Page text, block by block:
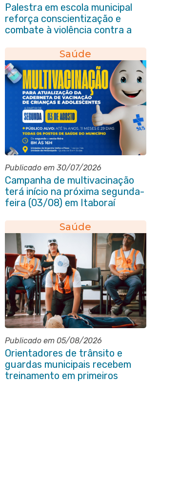
Palestra em escola municipal
reforça conscientização e
combate à violência contra a
Saúde
Publicado em 30/07/2026
Campanha de multivacinação
terá início na próxima segunda-
feira (03/08) em Itaboraí
Saúde
Publicado em 05/08/2026
Orientadores de trânsito e
guardas municipais recebem
treinamento em primeiros